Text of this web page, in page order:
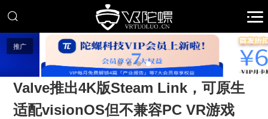
推广
Valve推出4K版Steam Link，可原生
适配visionOS但不兼容PC VR游戏